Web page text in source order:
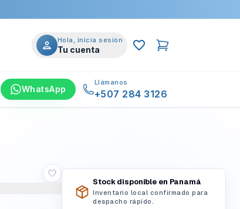
Hola, inicia sesión
Tu cuenta
WhatsApp
Llámanos
+507 284 3126
Stock disponible en Panamá
Inventario local confirmado para
despacho rápido.